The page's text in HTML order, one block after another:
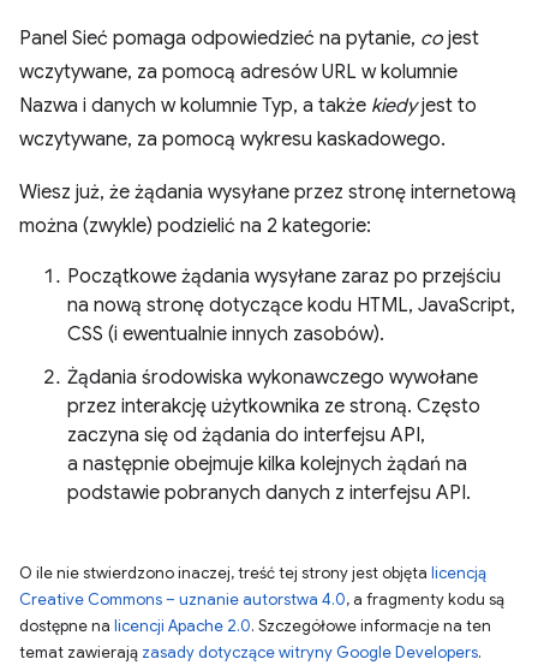
Panel Sieć pomaga odpowiedzieć na pytanie, co jest
wczytywane, za pomocą adresów URL w kolumnie
Nazwa i danych w kolumnie Typ, a także kiedyjest to
wczytywane, za pomocą wykresu kaskadowego.
Wiesz już, że żądania wysyłane przez stronę internetową
można (zwykle) podzielić na 2 kategorie:
Początkowe żądania wysyłane zaraz po przejściu
na nową stronę dotyczące kodu HTML, JavaScript,
CSS (i ewentualnie innych zasobów).
Żądania środowiska wykonawczego wywołane
przez interakcję użytkownika ze stroną. Często
zaczyna się od żądania do interfejsu API,
a następnie obejmuje kilka kolejnych żądań na
podstawie pobranych danych z interfejsu API.
O ile nie stwierdzono inaczej, treść tej strony jest objęta licencją
Creative Commons – uznanie autorstwa 4.0, a fragmenty kodu są
dostępne na licencji Apache 2.0. Szczegółowe informacje na ten
temat zawierają zasady dotyczące witryny Google Developers.